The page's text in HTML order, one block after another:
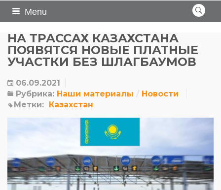
Menu
НА ТРАССАХ КАЗАХСТАНА
ПОЯВЯТСЯ НОВЫЕ ПЛАТНЫЕ
УЧАСТКИ БЕЗ ШЛАГБАУМОВ
06.09.2021
Рубрика: Наши материалы
Новости
Метки: Казахстан